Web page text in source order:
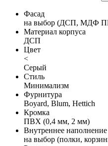
Фасад
на выбор (ДСП, МДФ
Материал корпуса
ДСП
Цвет
<
Серый
Стиль
Минимализм
Фурнитура
Boyard, Blum, Hettich
Кромка
ПВХ (0,4 мм, 2 мм)
Внутреннее наполнение
на выбор (полки,